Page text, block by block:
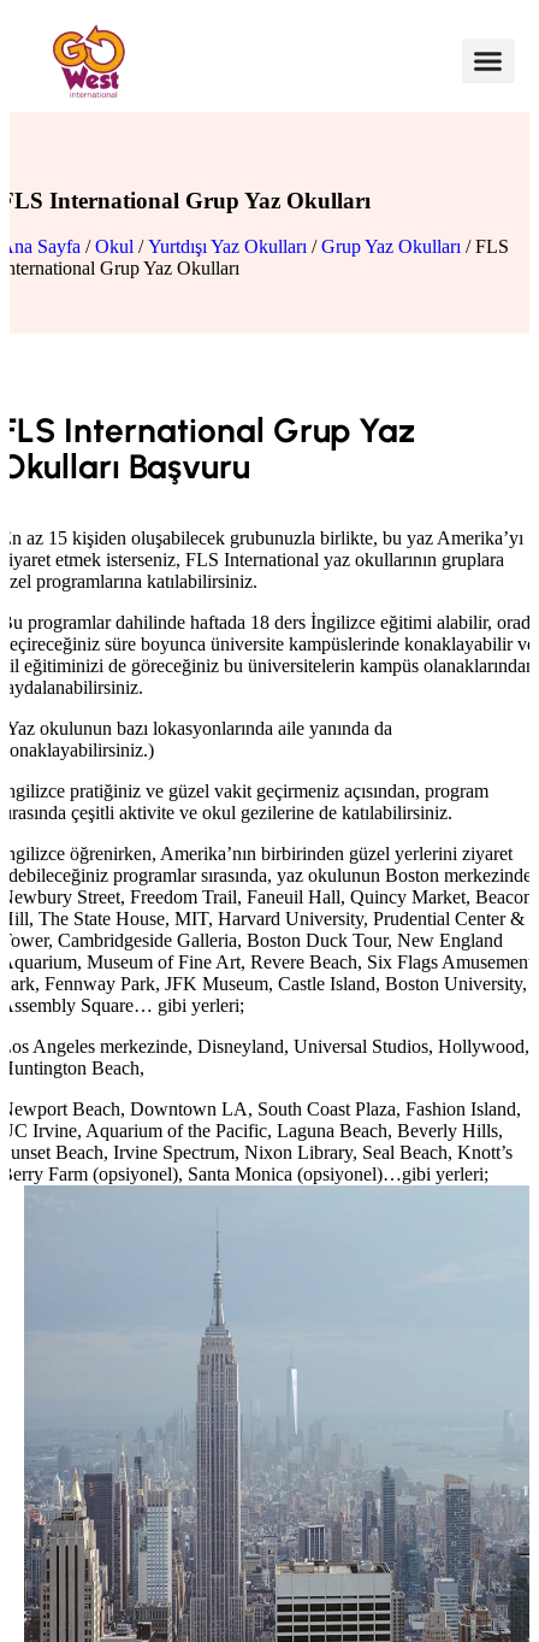
FLS International Grup Yaz Okulları
Ana Sayfa /Okul /Yurtdışı Yaz Okulları /Grup Yaz Okulları / FLS
International Grup Yaz Okulları
FLS International Grup Yaz
Okulları Başvuru
En az 15 kişiden oluşabilecek grubunuzla birlikte, bu yaz Amerika’yı
ziyaret etmek isterseniz, FLS International yaz okullarının gruplara
özel programlarına katılabilirsiniz.
Bu programlar dahilinde haftada 18 ders İngilizce eğitimi alabilir, orada
geçireceğiniz süre boyunca üniversite kampüslerinde konaklayabilir ve
dil eğitiminizi de göreceğiniz bu üniversitelerin kampüs olanaklarından
faydalanabilirsiniz.
(Yaz okulunun bazı lokasyonlarında aile yanında da
konaklayabilirsiniz.)
İngilizce pratiğiniz ve güzel vakit geçirmeniz açısından, program
sırasında çeşitli aktivite ve okul gezilerine de katılabilirsiniz.
İngilizce öğrenirken, Amerika’nın birbirinden güzel yerlerini ziyaret
edebileceğiniz programlar sırasında, yaz okulunun Boston merkezinde
Newbury Street, Freedom Trail, Faneuil Hall, Quincy Market, Beacon
Hill, The State House, MIT, Harvard University, Prudential Center &
Tower, Cambridgeside Galleria, Boston Duck Tour, New England
Aquarium, Museum of Fine Art, Revere Beach, Six Flags Amusement
Park, Fennway Park, JFK Museum, Castle Island, Boston University,
Assembly Square… gibi yerleri;
Los Angeles merkezinde, Disneyland, Universal Studios, Hollywood,
Huntington Beach,
Newport Beach, Downtown LA, South Coast Plaza, Fashion Island,
UC Irvine, Aquarium of the Pacific, Laguna Beach, Beverly Hills,
Sunset Beach, Irvine Spectrum, Nixon Library, Seal Beach, Knott’s
Berry Farm (opsiyonel), Santa Monica (opsiyonel)…gibi yerleri;